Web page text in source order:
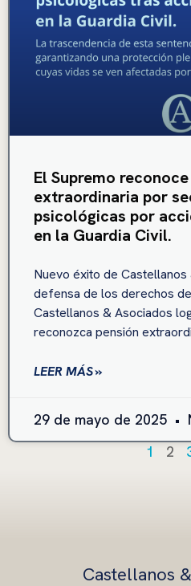
El Supremo
extraordinaria por
psicológicas por
en la Guardia Civil.
Nuevo éxito de Castellanos
defensa de los derechos
Castellanos & Asociados
reconozca pensión
LEER MÁS »
29 de mayo de 2025
1
2
Castellanos